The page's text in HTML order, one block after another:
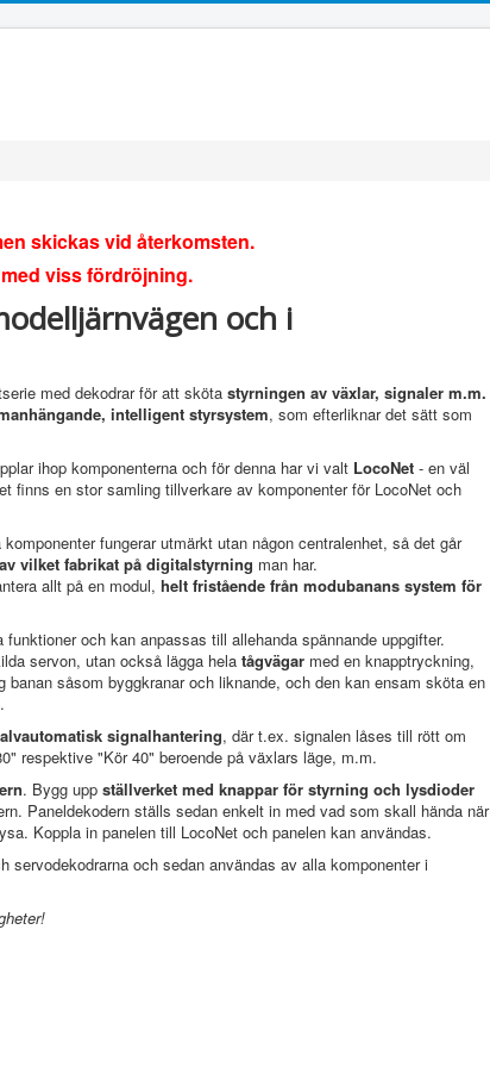
skickas vid återkomsten.
viss fördröjning.
och i
med dekodrar för att sköta styrningen av växlar, signaler m.m.
intelligent styrsystem, som efterliknar det sätt som
ihop komponenterna och för denna har vi valt LocoNet - en väl
finns en stor samling tillverkare av komponenter för LocoNet och
fungerar utmärkt utan någon centralenhet, så det går
vilket fabrikat på digitalstyrning man har.
allt på en modul, helt fristående från modubanans system för
och kan anpassas till allehanda spännande uppgifter.
servon, utan också lägga hela tågvägar med en knapptryckning,
banan såsom byggkranar och liknande, och den kan ensam sköta en
signalhantering, där t.ex. signalen låses till rött om
respektive "Kör 40" beroende på växlars läge, m.m.
. Bygg upp ställverket med knappar för styrning och lysdioder
Paneldekodern ställs sedan enkelt in med vad som skall hända när
Koppla in panelen till LocoNet och panelen kan användas.
servodekodrarna och sedan användas av alla komponenter i